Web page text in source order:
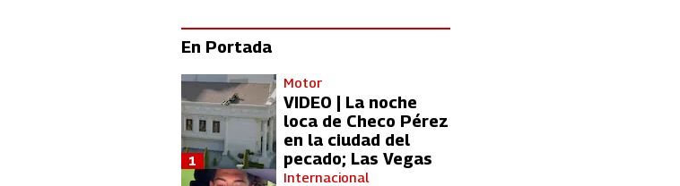
En Portada
Motor
VIDEO | La noche
loca de Checo Pérez
en la ciudad del
pecado; Las Vegas
1
Internacional